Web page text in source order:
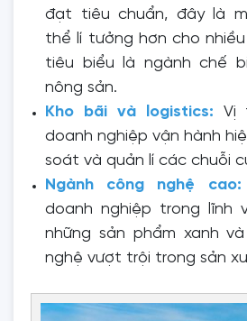
đạt tiêu chuẩn, đây là
thể lí tưởng hơn cho
tiêu biểu là ngành chế
nông sản.
Kho bãi và logistics: Vị
doanh nghiệp vận hành
soát và quản lí các chuỗi
Ngành công nghệ cao:
doanh nghiệp trong lĩnh
những sản phẩm xanh
nghệ vượt trội trong sản